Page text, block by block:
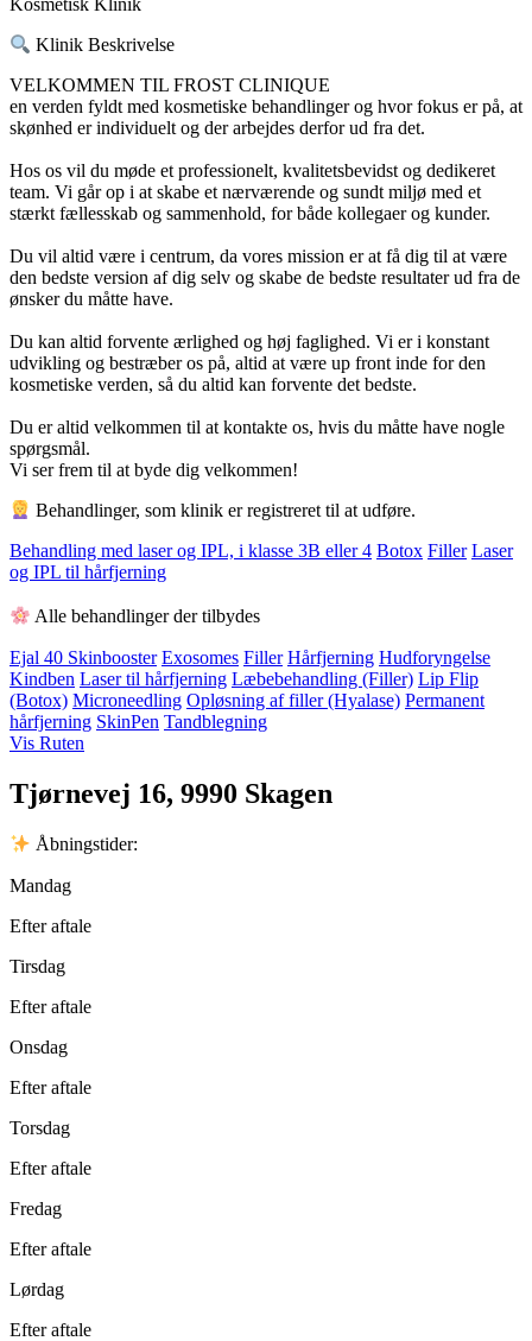
Klinik Beskrivelse
VELKOMMEN TIL FROST CLINIQUE
en verden fyldt med kosmetiske behandlinger og hvor fokus er på, at
skønhed er individuelt og der arbejdes derfor ud fra det.
Hos os vil du møde et professionelt, kvalitetsbevidst og dedikeret
team. Vi går op i at skabe et nærværende og sundt miljø med et
stærkt fællesskab og sammenhold, for både kollegaer og kunder.
Du vil altid være i centrum, da vores mission er at få dig til at være
den bedste version af dig selv og skabe de bedste resultater ud fra de
ønsker du måtte have.
Du kan altid forvente ærlighed og høj faglighed. Vi er i konstant
udvikling og bestræber os på, altid at være up front inde for den
kosmetiske verden, så du altid kan forvente det bedste.
Du er altid velkommen til at kontakte os, hvis du måtte have nogle
spørgsmål.
Vi ser frem til at byde dig velkommen!
Behandlinger, som klinik er registreret til at udføre.
Behandling med laser og IPL, i klasse 3B eller 4 Botox Filler Laser
og IPL til hårfjerning
Alle behandlinger der tilbydes
Ejal 40 Skinbooster Exosomes Filler Hårfjerning Hudforyngelse
Kindben Laser til hårfjerning Læbebehandling (Filler) Lip Flip
(Botox) Microneedling Opløsning af filler (Hyalase) Permanent
hårfjerning SkinPen Tandblegning
Vis Ruten
Tjørnevej 16, 9990 Skagen
Åbningstider:
Mandag
Efter aftale
Tirsdag
Efter aftale
Onsdag
Efter aftale
Torsdag
Efter aftale
Fredag
Efter aftale
Lørdag
Efter aftale